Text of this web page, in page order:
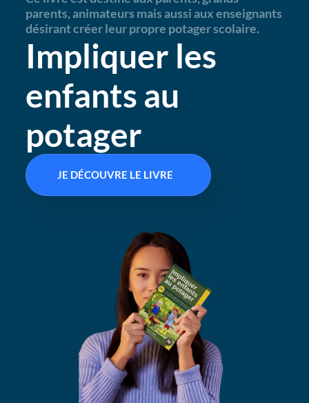
parents, animateurs mais aussi aux enseignants
désirant créer leur propre potager scolaire.
Impliquer les
enfants au
potager
JE DÉCOUVRE LE LIVRE